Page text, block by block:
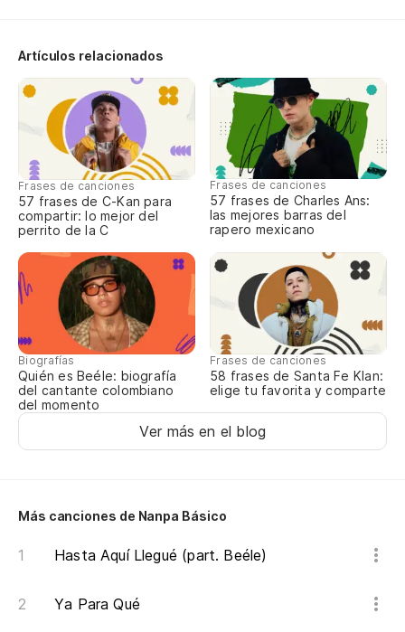
Artículos relacionados
Frases de canciones
57 frases de C-Kan para
compartir: lo mejor del
perrito de la C
Frases de canciones
57 frases de Charles Ans:
las mejores barras del
rapero mexicano
Biografías
Quién es Beéle: biografía
del cantante colombiano
del momento
Frases de canciones
58 frases de Santa Fe Klan:
elige tu favorita y comparte
Ver más en el blog
Más canciones de Nanpa Básico
Hasta Aquí Llegué (part. Beéle)
Ya Para Qué